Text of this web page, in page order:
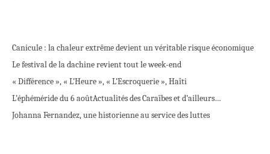
Canicule : la chaleur extrême devient un véritable risque économique
Le festival de la dachine revient tout le week-end
« Différence », « L’Heure », « L’Escroquerie », Haïti
L’éphéméride du 6 aoûtActualités des Caraïbes et d’ailleurs…
Johanna Fernandez, une historienne au service des luttes